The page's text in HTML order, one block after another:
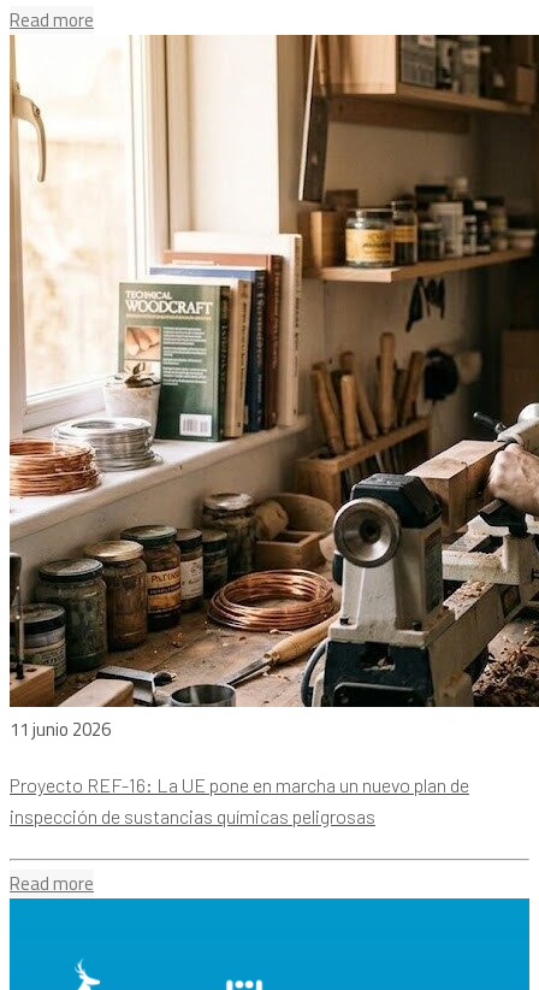
Read more
11 junio 2026
Proyecto REF-16: La UE pone en marcha un nuevo plan de
inspección de sustancias químicas peligrosas
Read more